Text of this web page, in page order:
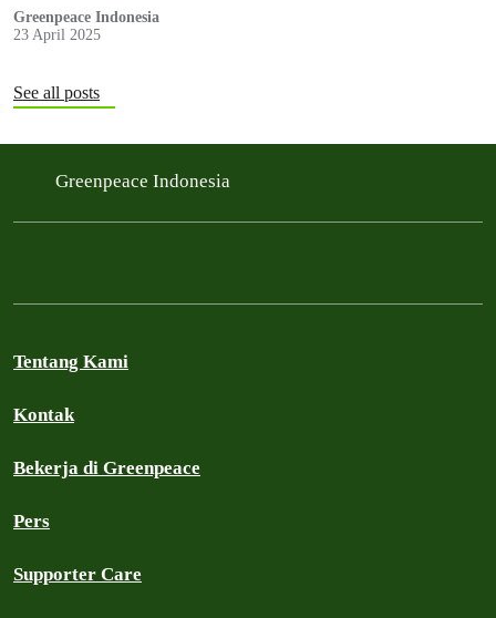
Greenpeace Indonesia
23 April 2025
See all posts
Greenpeace Indonesia
Tentang Kami
Kontak
Bekerja di Greenpeace
Pers
Supporter Care